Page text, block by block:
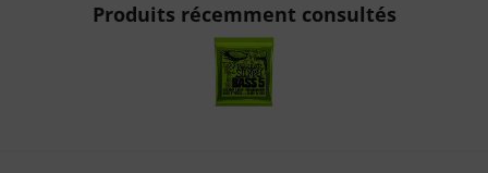
Produits récemment consultés